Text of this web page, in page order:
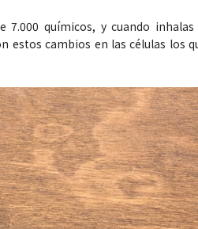
7.000 químicos, y cuando
estos cambios en las células los